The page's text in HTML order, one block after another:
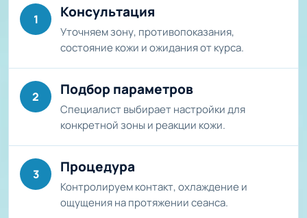
1 Консультация
Уточняем зону, противопоказания,
состояние кожи и ожидания от курса.
2 Подбор параметров
Специалист выбирает настройки для
конкретной зоны и реакции кожи.
3 Процедура
Контролируем контакт, охлаждение и
ощущения на протяжении сеанса.